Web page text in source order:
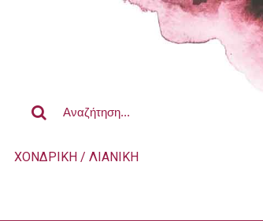
ΧΟΝΔΡΙΚΗ / ΛΙΑΝΙΚΗ